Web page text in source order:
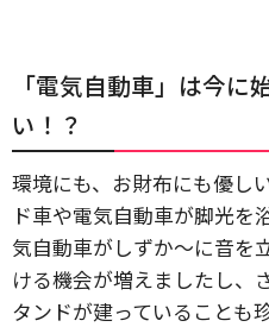
「電気自動車」は今に
い！？
環境にも、お財布にも優し
ド車や電気自動車が脚光を
気自動車がしずか～に音を
ける機会が増えましたし、
タンドが建っていることも